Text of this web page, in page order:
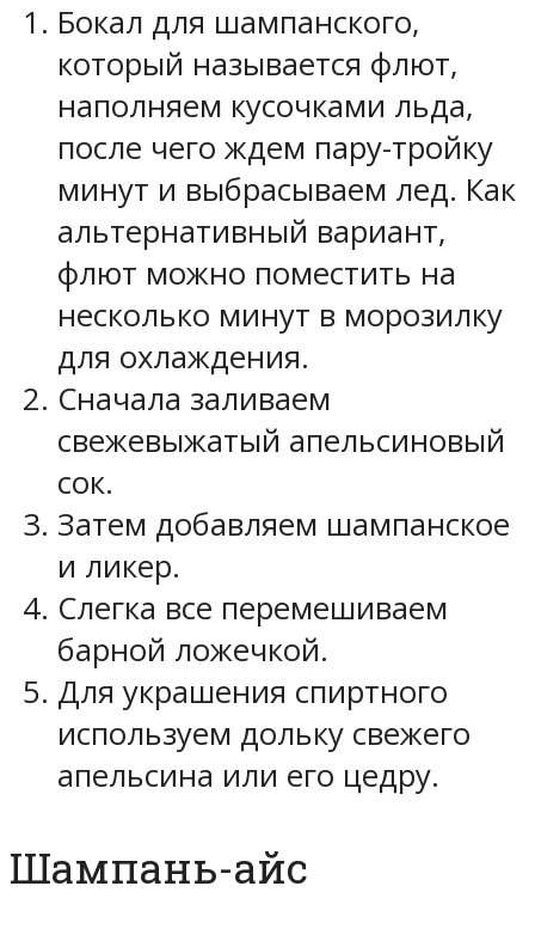
Бокал для шампанского,
который называется флют,
наполняем кусочками льда,
после чего ждем пару-тройку
минут и выбрасываем лед. Как
альтернативный вариант,
флют можно поместить на
несколько минут в морозилку
для охлаждения.
Сначала заливаем
свежевыжатый апельсиновый
сок.
Затем добавляем шампанское
и ликер.
Слегка все перемешиваем
барной ложечкой.
Для украшения спиртного
используем дольку свежего
апельсина или его цедру.
Шампань-айс